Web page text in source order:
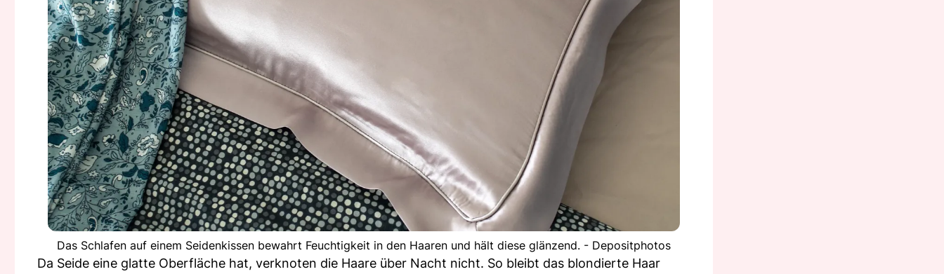
Das Schlafen auf einem Seidenkissen bewahrt Feuchtigkeit in den Haaren und hält diese glänzend. - Depositphotos
Da Seide eine glatte Oberfläche hat, verknoten die Haare über Nacht nicht. So bleibt das blondierte Haar